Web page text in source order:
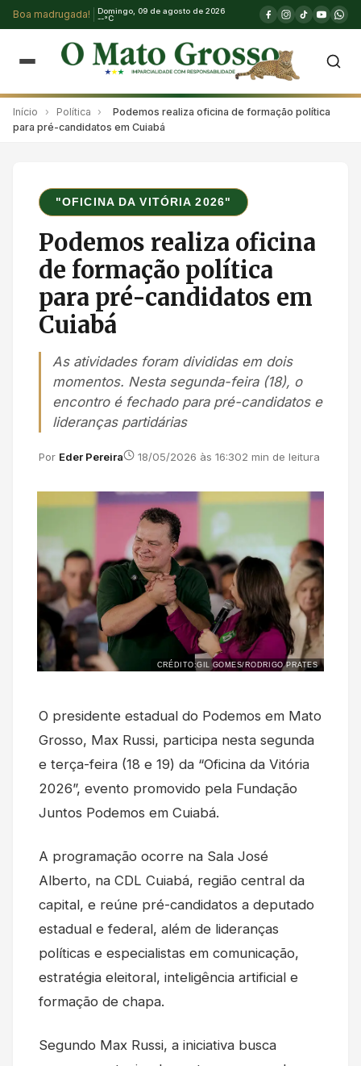
Boa madrugada!
Domingo, 09 de agosto de 2026
--°C
Início › Política ›
Podemos realiza oficina de formação política
para pré-candidatos em Cuiabá
"OFICINA DA VITÓRIA 2026"
Podemos realiza oficina
de formação política
para pré-candidatos em
Cuiabá
As atividades foram divididas em dois
momentos. Nesta segunda-feira (18), o
encontro é fechado para pré-candidatos e
lideranças partidárias
Por Eder Pereira 18/05/2026 às 16:302 min de leitura
CRÉDITO:GIL GOMES/RODRIGO PRATES
O presidente estadual do Podemos em Mato
Grosso, Max Russi, participa nesta segunda
e terça-feira (18 e 19) da “Oficina da Vitória
2026”, evento promovido pela Fundação
Juntos Podemos em Cuiabá.
A programação ocorre na Sala José
Alberto, na CDL Cuiabá, região central da
capital, e reúne pré-candidatos a deputado
estadual e federal, além de lideranças
políticas e especialistas em comunicação,
estratégia eleitoral, inteligência artificial e
formação de chapa.
Segundo Max Russi, a iniciativa busca